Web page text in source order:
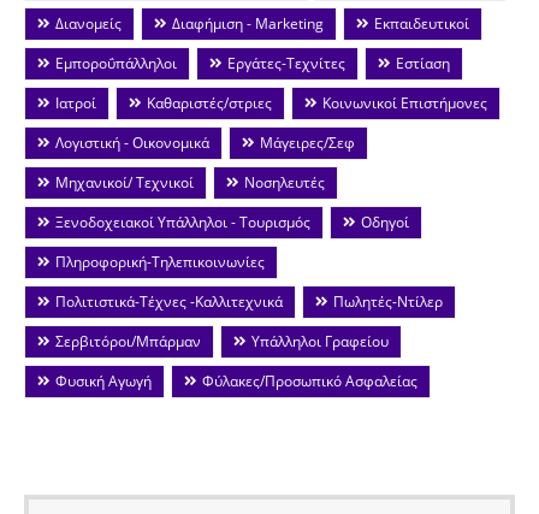
Διανομείς
Διαφήμιση - Marketing
Εκπαιδευτικοί
Εμποροΰπάλληλοι
Εργάτες-Τεχνίτες
Εστίαση
Ιατροί
Καθαριστές/στριες
Κοινωνικοί Επιστήμονες
Λογιστική - Οικονομικά
Μάγειρες/Σεφ
Μηχανικοί/ Τεχνικοί
Νοσηλευτές
Ξενοδοχειακοί Υπάλληλοι - Τουρισμός
Οδηγοί
Πληροφορική-Τηλεπικοινωνίες
Πολιτιστικά-Τέχνες -Καλλιτεχνικά
Πωλητές-Ντίλερ
Σερβιτόροι/Μπάρμαν
Υπάλληλοι Γραφείου
Φυσική Αγωγή
Φύλακες/Προσωπικό Ασφαλείας